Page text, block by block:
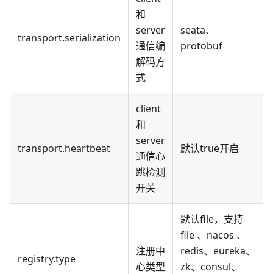
transport.serialization
和
server
通信编
解码方
式
seata、
protobuf
transport.heartbeat
client
和
server
通信心
跳检测
开关
默认true开启
registry.type
注册中
心类型
默认file，支持
file 、nacos 、
redis、eureka、
zk、consul、